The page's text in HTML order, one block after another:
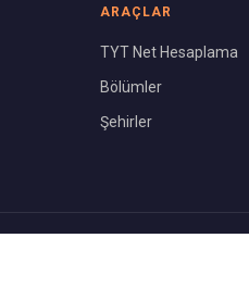
ARAÇLAR
TYT Net Hesaplama
Bölümler
Şehirler